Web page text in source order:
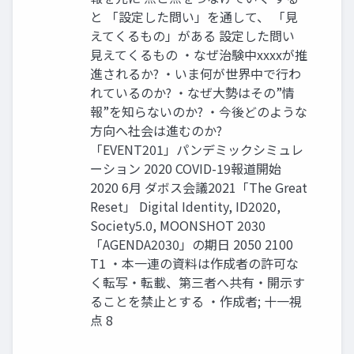
と 「設定した問い」を通して、 「見
えてくるもの」がある 設定した問い
見えてくるもの ・なぜ治験中xxxxが推
進されるか? ・いま何が世界中で行わ
れているのか? ・なぜ大勢はその”情
報”を知らないのか? ・今後どのような
方向へ社会は進むのか?
「EVENT201」パンデミックシミュレ
ーション 2020 COVID-19報道開始
2020 6月 ダボス会議2021「The Great
Reset」 Digital Identity, ID2020,
Society5.0, MOONSHOT 2030
「AGENDA2030」の期日 2050 2100
T1 ・本一連の資料は作成者の許可な
く転写・転載、第三者へ共有・開示す
ることを禁止とする ・作成者; 十一視
点 8